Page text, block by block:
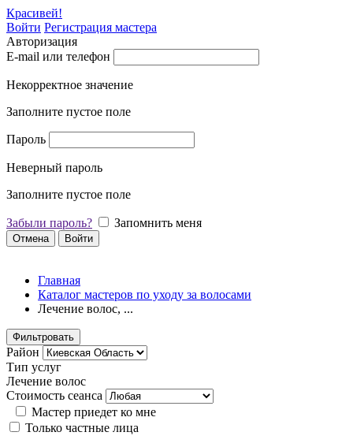
Красивей!
Войти Регистрация мастера
Авторизация
E-mail или телефон
Некорректное значение
Заполните пустое поле
Пароль
Неверный пароль
Заполните пустое поле
Забыли пароль? Запомнить меня
Отмена Войти
Главная
Каталог мастеров по уходу за волосами
Лечение волос, ...
Фильтровать
Район
Тип услуг
Лечение волос
Стоимость сеанса
Мастер приедет ко мне
Только частные лица